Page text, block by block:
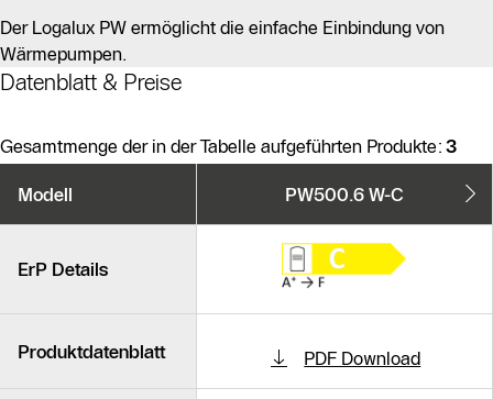
Der Logalux PW ermöglicht die einfache Einbindung von
Wärmepumpen.
Datenblatt & Preise
Gesamtmenge der in der Tabelle aufgeführten Produkte: 3
Modell PW500.6 W-C
ErP Details
Produktdatenblatt PDF Download